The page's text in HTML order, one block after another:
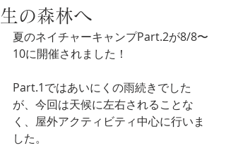
生の森林へ
夏のネイチャーキャンプPart.2が8/8〜
10に開催されました！
Part.1ではあいにくの雨続きでした
が、今回は天候に左右されることな
く、屋外アクティビティ中心に行いま
した。